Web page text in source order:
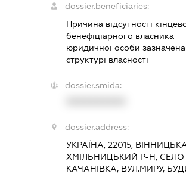
dossier.beneficiaries:
Причина відсутності
бенефіціарного власника
юридичної особи
структурі власності
dossier.smida:
dossier.address:
УКРАЇНА, 22015,
ХМІЛЬНИЦЬКИЙ Р-Н, СЕЛО
КАЧАНІВКА, ВУЛ.МИРУ,